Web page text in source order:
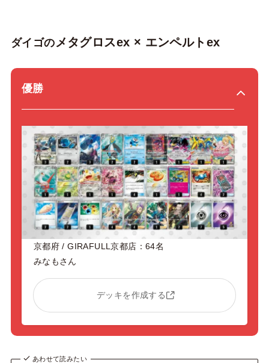
ダイゴの メタグロスex × エンペルトex
優勝
京都府 / GIRAFULL京都店：64名
みなもさん
デッキを作成する
あわせて読みたい